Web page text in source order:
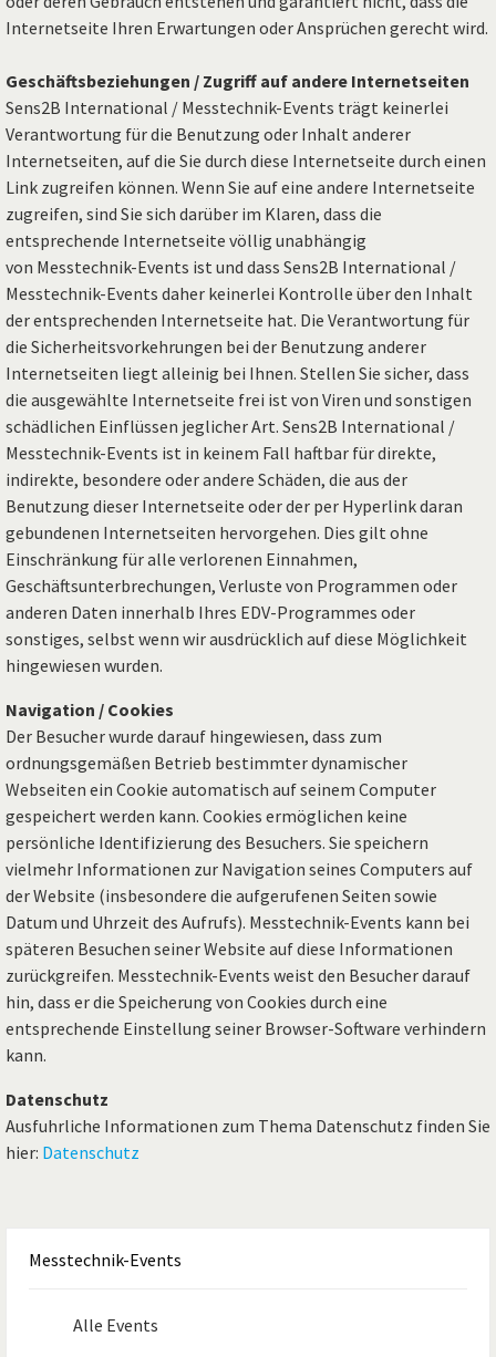
Internetseite Ihren Erwartungen oder Ansprüchen gerecht wird.
Geschäftsbeziehungen / Zugriff auf andere Internetseiten
Sens2B International / Messtechnik-Events trägt keinerlei
Verantwortung für die Benutzung oder Inhalt anderer
Internetseiten, auf die Sie durch diese Internetseite durch einen
Link zugreifen können. Wenn Sie auf eine andere Internetseite
zugreifen, sind Sie sich darüber im Klaren, dass die
entsprechende Internetseite völlig unabhängig
von Messtechnik-Events ist und dass Sens2B International /
Messtechnik-Events daher keinerlei Kontrolle über den Inhalt
der entsprechenden Internetseite hat. Die Verantwortung für
die Sicherheitsvorkehrungen bei der Benutzung anderer
Internetseiten liegt alleinig bei Ihnen. Stellen Sie sicher, dass
die ausgewählte Internetseite frei ist von Viren und sonstigen
schädlichen Einflüssen jeglicher Art. Sens2B International /
Messtechnik-Events ist in keinem Fall haftbar für direkte,
indirekte, besondere oder andere Schäden, die aus der
Benutzung dieser Internetseite oder der per Hyperlink daran
gebundenen Internetseiten hervorgehen. Dies gilt ohne
Einschränkung für alle verlorenen Einnahmen,
Geschäftsunterbrechungen, Verluste von Programmen oder
anderen Daten innerhalb Ihres EDV-Programmes oder
sonstiges, selbst wenn wir ausdrücklich auf diese Möglichkeit
hingewiesen wurden.
Navigation / Cookies
Der Besucher wurde darauf hingewiesen, dass zum
ordnungsgemäßen Betrieb bestimmter dynamischer
Webseiten ein Cookie automatisch auf seinem Computer
gespeichert werden kann. Cookies ermöglichen keine
persönliche Identifizierung des Besuchers. Sie speichern
vielmehr Informationen zur Navigation seines Computers auf
der Website (insbesondere die aufgerufenen Seiten sowie
Datum und Uhrzeit des Aufrufs). Messtechnik-Events kann bei
späteren Besuchen seiner Website auf diese Informationen
zurückgreifen. Messtechnik-Events weist den Besucher darauf
hin, dass er die Speicherung von Cookies durch eine
entsprechende Einstellung seiner Browser-Software verhindern
kann.
Datenschutz
Ausfuhrliche Informationen zum Thema Datenschutz finden Sie
hier: Datenschutz
Messtechnik-Events
Alle Events